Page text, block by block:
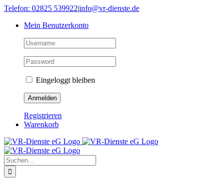
Skip
content
Telefon: 02825 539922|info@vr-dienste.de
Mein Benutzerkonto
Eingeloggt bleiben
Registrieren
Warenkorb
Suche
nach: